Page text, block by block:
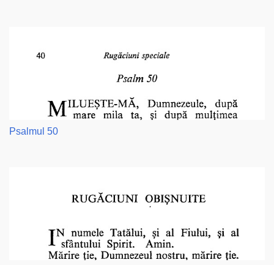
Psalmul 50